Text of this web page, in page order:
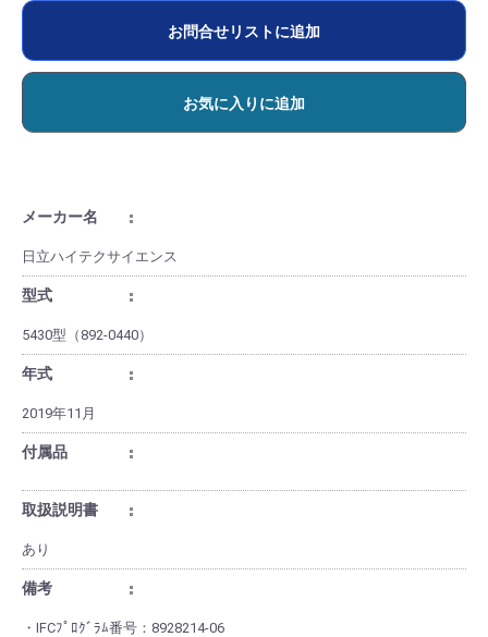
お問合せリストに追加
お気に入りに追加
メーカー名
日立ハイテクサイエンス
型式
5430型（892-0440）
年式
2019年11月
付属品
取扱説明書
あり
備考
・IFCﾌﾟﾛｸﾞﾗﾑ番号：8928214-06